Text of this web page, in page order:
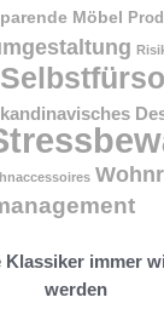
Möbel
Klassiker immer
werden